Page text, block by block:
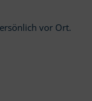
vor Ort.